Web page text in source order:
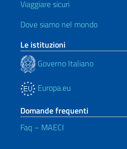
Viaggiare sicuri
Dove siamo nel mondo
Le istituzioni
Governo Italiano
Europa.eu
Domande frequenti
Faq – MAECI